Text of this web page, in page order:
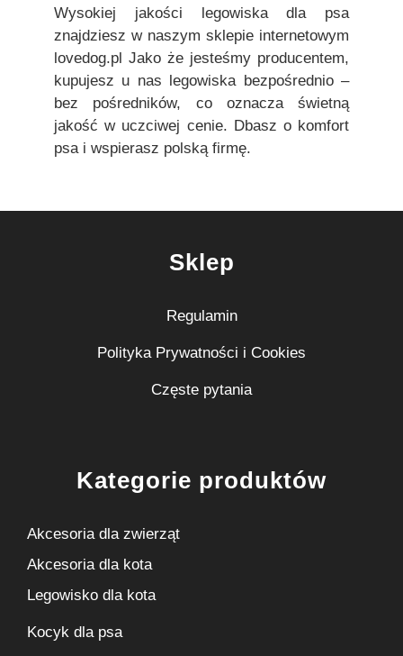
Wysokiej jakości legowiska dla psa
znajdziesz w naszym sklepie internetowym
lovedog.pl Jako że jesteśmy producentem,
kupujesz u nas legowiska bezpośrednio –
bez pośredników, co oznacza świetną
jakość w uczciwej cenie. Dbasz o komfort
psa i wspierasz polską firmę.
Sklep
Regulamin
Polityka Prywatności i Cookies
Częste pytania
Kategorie produktów
Akcesoria dla zwierząt
Akcesoria dla kota
Legowisko dla kota
Kocyk dla psa